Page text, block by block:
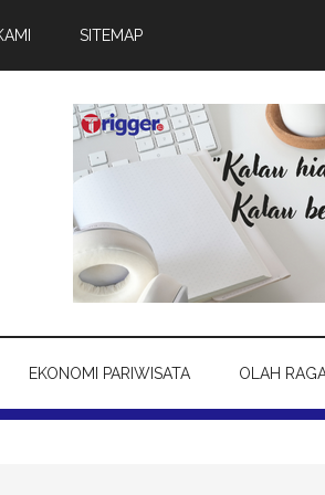
SITEMAP
EKONOMI PARIWISATA OLAH